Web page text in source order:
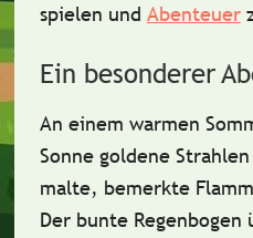
spielen und Abenteuer
Ein besonderer
An einem warmen
Sonne goldene Strahlen
malte, bemerkte
Der bunte Regenbogen